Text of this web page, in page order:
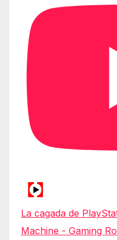
La cagada de
Machine - Gaming